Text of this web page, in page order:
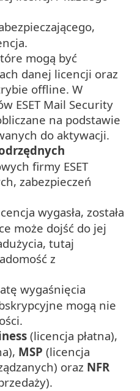
mogą być
danej licencji oraz
offline. W
ESET Mail Security
na podstawie
do aktywacji.
firmy ESET
zabezpieczeń
wygasła, została
może dojść do jej
tutaj
z
wygaśnięcia
mogą nie
(licencja płatna),
MSP (licencja
oraz NFR